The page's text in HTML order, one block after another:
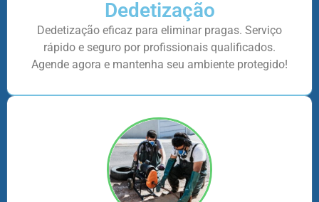
Dedetização
Dedetização eficaz para eliminar pragas. Serviço
rápido e seguro por profissionais qualificados.
Agende agora e mantenha seu ambiente protegido!